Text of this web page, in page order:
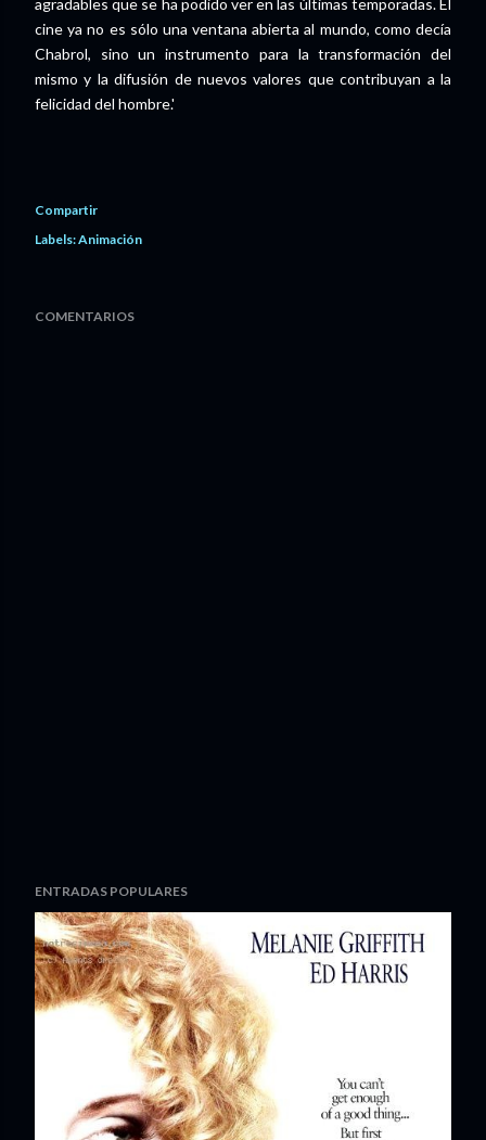
cine ya no es sólo una ventana abierta al mundo, como decía
Chabrol, sino un instrumento para la transformación del
mismo y la difusión de nuevos valores que contribuyan a la
felicidad del hombre.'
Compartir
Labels:Animación
COMENTARIOS
ENTRADAS POPULARES